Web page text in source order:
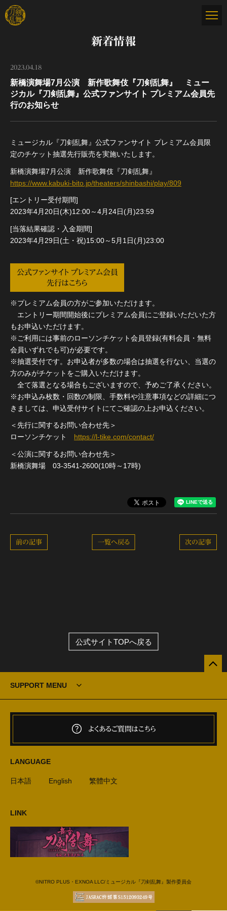
新着情報
2023.04.18
新橋演舞場7月公演 新作歌舞伎『刀剣乱舞』 ミュー
ジカル『刀剣乱舞』公式ファンサイト プレミアム会員先
行のお知らせ
ミュージカル『刀剣乱舞』公式ファンサイト プレミアム会員限
定のチケット抽選先行販売を実施いたします。
新橋演舞場7月公演 新作歌舞伎『刀剣乱舞』
https://www.kabuki-bito.jp/theaters/shinbashi/play/809
[エントリー受付期間]
2023年4月20日(木)12:00～4月24日(月)23:59
[当落結果確認・入金期間]
2023年4月29日(土・祝)15:00～5月1日(月)23:00
公式ファンサイト プレミアム会員
先行はこちら
※プレミアム会員の方がご参加いただけます。
エントリー期間開始後にプレミアム会員にご登録いただいた方
もお申込いただけます。
※ご利用には事前のローソンチケット会員登録(有料会員・無料
会員いずれでも可)が必要です。
※抽選受付です。お申込者が多数の場合は抽選を行ない、当選の
方のみがチケットをご購入いただけます。
全て落選となる場合もございますので、予めご了承ください。
※お申込み枚数・回数の制限、手数料や注意事項などの詳細につ
きましては、申込受付サイトにてご確認の上お申込ください。
＜先行に関するお問い合わせ先＞
ローソンチケット https://l-tike.com/contact/
＜公演に関するお問い合わせ先＞
新橋演舞場 03-3541-2600(10時～17時)
次の記事
一覧へ戻る
前の記事
公式サイトTOPへ戻る
SUPPORT MENU
よくあるご質問はこちら
LANGUAGE
日本語 English 繁體中文
LINK
©NITRO PLUS・EXNOA LLC/ミュージカル『刀剣乱舞』製作委員会